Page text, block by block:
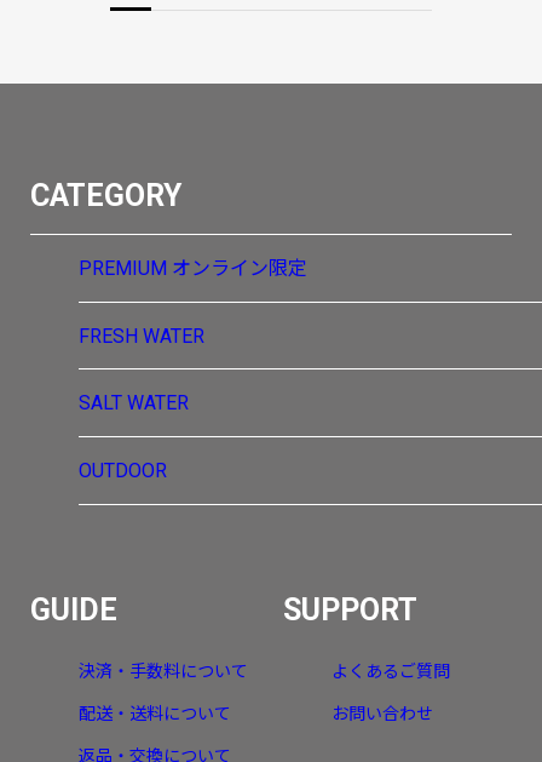
CATEGORY
PREMIUM オンライン限定
FRESH WATER
SALT WATER
OUTDOOR
GUIDE
決済・手数料について
配送・送料について
返品・交換について
SUPPORT
よくあるご質問
お問い合わせ